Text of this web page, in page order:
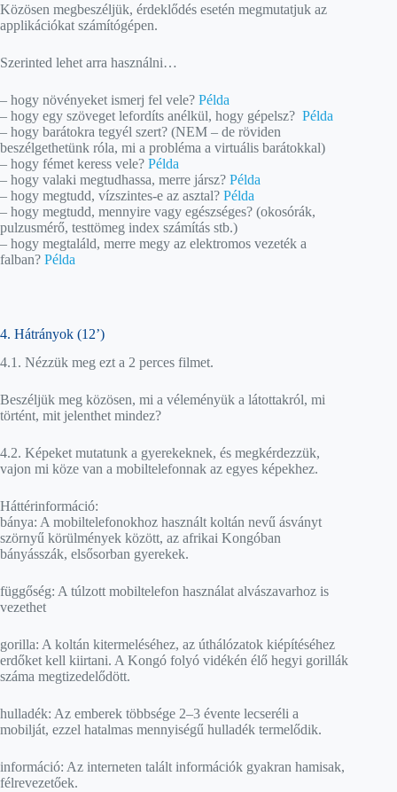
Közösen megbeszéljük, érdeklődés esetén megmutatjuk az
applikációkat számítógépen.
Szerinted lehet arra használni…
– hogy növényeket ismerj fel vele? Példa
– hogy egy szöveget lefordíts anélkül, hogy gépelsz? Példa
– hogy barátokra tegyél szert? (NEM – de röviden
beszélgethetünk róla, mi a probléma a virtuális barátokkal)
– hogy fémet keress vele? Példa
– hogy valaki megtudhassa, merre jársz? Példa
– hogy megtudd, vízszintes-e az asztal? Példa
– hogy megtudd, mennyire vagy egészséges? (okosórák,
pulzusmérő, testtömeg index számítás stb.)
– hogy megtaláld, merre megy az elektromos vezeték a
falban? Példa
4. Hátrányok (12’)
4.1. Nézzük meg ezt a 2 perces filmet.
Beszéljük meg közösen, mi a véleményük a látottakról, mi
történt, mit jelenthet mindez?
4.2. Képeket mutatunk a gyerekeknek, és megkérdezzük,
vajon mi köze van a mobiltelefonnak az egyes képekhez.
Háttérinformáció:
bánya: A mobiltelefonokhoz használt koltán nevű ásványt
szörnyű körülmények között, az afrikai Kongóban
bányásszák, elsősorban gyerekek.
függőség: A túlzott mobiltelefon használat alvászavarhoz is
vezethet
gorilla: A koltán kitermeléséhez, az úthálózatok kiépítéséhez
erdőket kell kiirtani. A Kongó folyó vidékén élő hegyi gorillák
száma megtizedelődött.
hulladék: Az emberek többsége 2–3 évente lecseréli a
mobilját, ezzel hatalmas mennyiségű hulladék termelődik.
információ: Az interneten talált információk gyakran hamisak,
félrevezetőek.